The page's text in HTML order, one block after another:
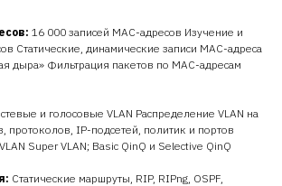
: 16 000 записей MAC-адресов Изучение и
Статические, динамические записи MAC-адреса
дыра» Фильтрация пакетов по MAC-адресам
и голосовые VLAN Распределение VLAN на
протоколов, IP-подсетей, политик и портов
Super VLAN; Basic QinQ и Selective QinQ
: Статические маршруты, RIP, RIPng, OSPF,